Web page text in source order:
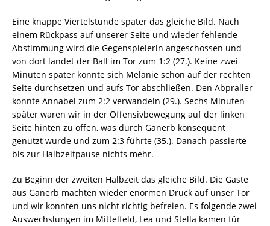
Eine knappe Viertelstunde später das gleiche Bild. Nach
einem Rückpass auf unserer Seite und wieder fehlende
Abstimmung wird die Gegenspielerin angeschossen und
von dort landet der Ball im Tor zum 1:2 (27.). Keine zwei
Minuten später konnte sich Melanie schön auf der rechten
Seite durchsetzen und aufs Tor abschließen. Den Abpraller
konnte Annabel zum 2:2 verwandeln (29.). Sechs Minuten
später waren wir in der Offensivbewegung auf der linken
Seite hinten zu offen, was durch Ganerb konsequent
genutzt wurde und zum 2:3 führte (35.). Danach passierte
bis zur Halbzeitpause nichts mehr.
Zu Beginn der zweiten Halbzeit das gleiche Bild. Die Gäste
aus Ganerb machten wieder enormen Druck auf unser Tor
und wir konnten uns nicht richtig befreien. Es folgende zwei
Auswechslungen im Mittelfeld, Lea und Stella kamen für